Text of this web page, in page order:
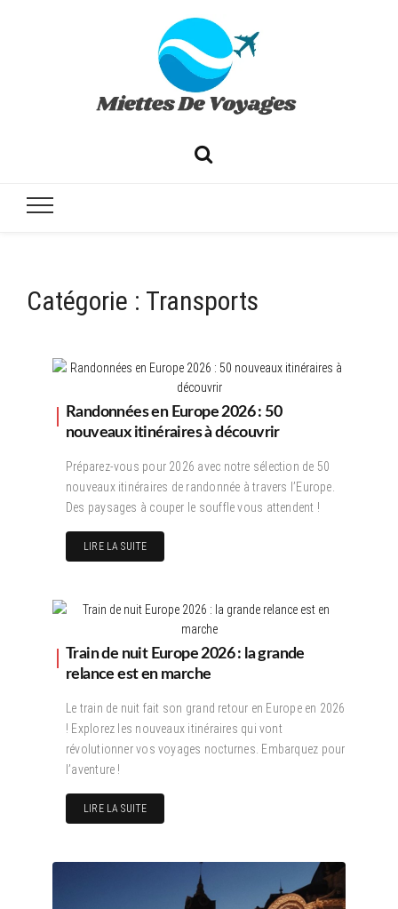
Catégorie : Transports
Randonnées en Europe 2026 : 50
nouveaux itinéraires à découvrir
Préparez-vous pour 2026 avec notre sélection de 50
nouveaux itinéraires de randonnée à travers l’Europe.
Des paysages à couper le souffle vous attendent !
LIRE LA SUITE
Train de nuit Europe 2026 : la grande
relance est en marche
Le train de nuit fait son grand retour en Europe en 2026
! Explorez les nouveaux itinéraires qui vont
révolutionner vos voyages nocturnes. Embarquez pour
l’aventure !
LIRE LA SUITE